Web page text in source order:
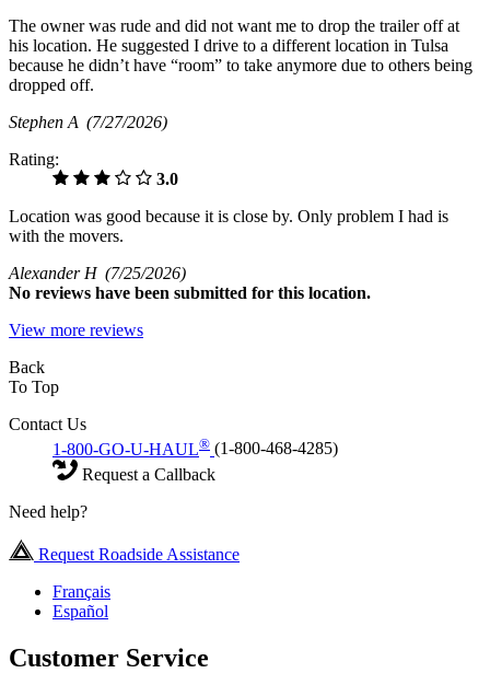
The owner was rude and did not want me to drop the trailer off at
his location. He suggested I drive to a different location in Tulsa
because he didn’t have “room” to take anymore due to others being
dropped off.
Stephen A (7/27/2026)
Rating:
3.0
Location was good because it is close by. Only problem I had is
with the movers.
Alexander H (7/25/2026)
No reviews have been submitted for this location.
View more reviews
Back
To Top
Contact Us
1-800-GO-U-HAUL® (1-800-468-4285)
Request a Callback
Need help?
Request Roadside Assistance
Français
Español
Customer Service